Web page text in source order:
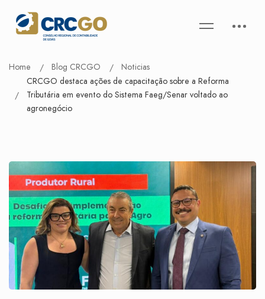
Home Blog CRCGO
Noticias
CRCGO destaca ações de capacitação sobre a Reforma
Tributária em evento do Sistema Faeg/Senar voltado ao
agronegócio